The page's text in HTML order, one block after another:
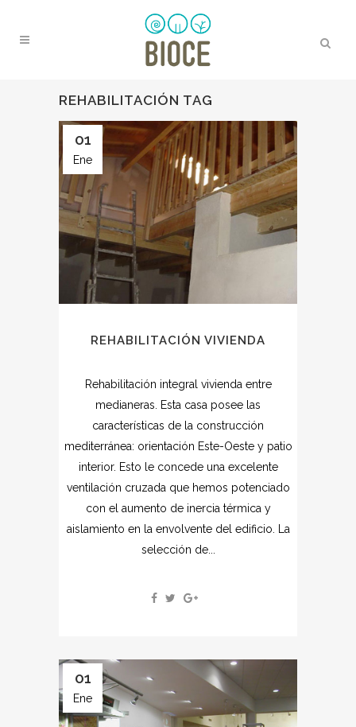
REHABILITACIÓN TAG
01
Ene
REHABILITACIÓN VIVIENDA
Rehabilitación integral vivienda entre
medianeras. Esta casa posee las
características de la construcción
mediterránea: orientación Este-Oeste y patio
interior. Esto le concede una excelente
ventilación cruzada que hemos potenciado
con el aumento de inercia térmica y
aislamiento en la envolvente del edificio. La
selección de...
01
Ene